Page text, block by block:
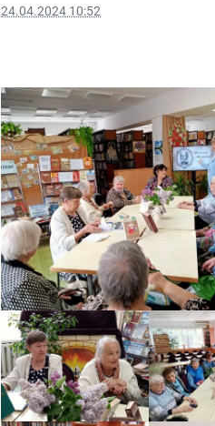
24.04.2024 10:52